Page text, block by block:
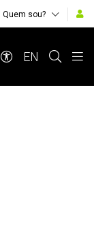
Quem sou?
EN